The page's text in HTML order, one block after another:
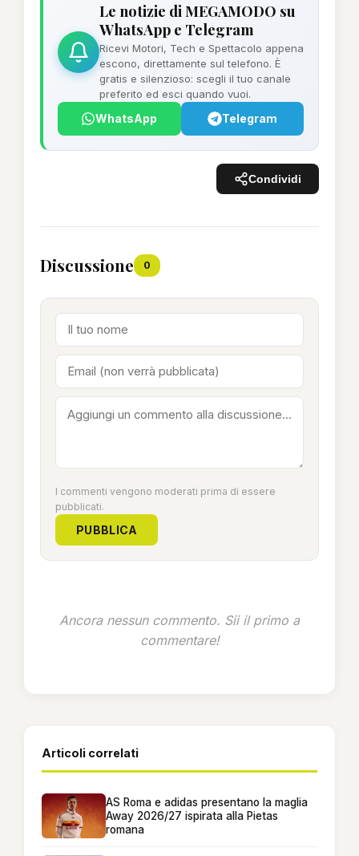
Le notizie di MEGAMODO su
WhatsApp e Telegram
Ricevi Motori, Tech e Spettacolo appena
escono, direttamente sul telefono. È
gratis e silenzioso: scegli il tuo canale
preferito ed esci quando vuoi.
WhatsApp Telegram
Condividi
Discussione 0
I commenti vengono moderati prima di essere
pubblicati.
PUBBLICA
Ancora nessun commento. Sii il primo a
commentare!
Articoli correlati
AS Roma e adidas presentano la maglia
Away 2026/27 ispirata alla Pietas
romana